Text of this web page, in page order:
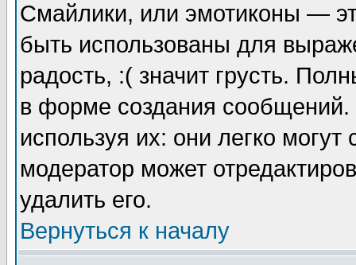
Смайлики, или эмотиконы —
быть использованы для
радость, :( значит грусть.
в форме создания сообщений.
используя их: они легко
модератор может
удалить его.
Вернуться к началу